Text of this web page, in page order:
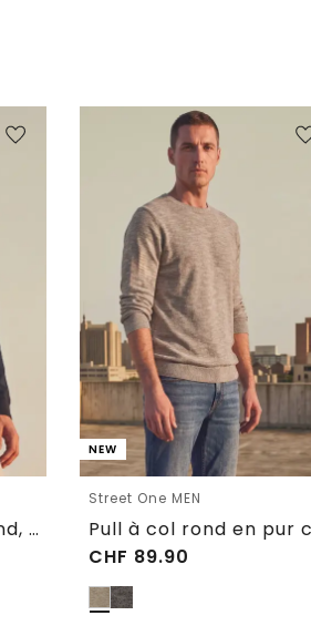
Pull basique à col rond, couleur unie
NEW
Street One MEN
CHF 89.90